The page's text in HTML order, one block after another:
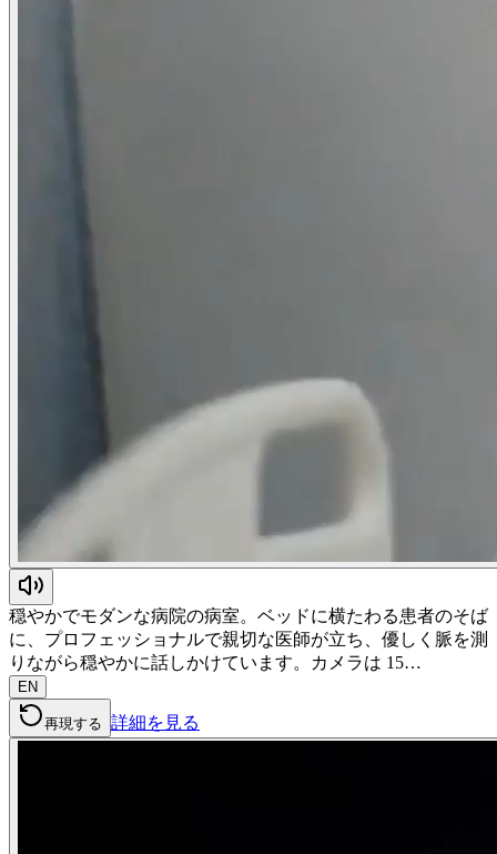
穏やかでモダンな病院の病室。ベッドに横たわる患者のそば
に、プロフェッショナルで親切な医師が立ち、優しく脈を測
りながら穏やかに話しかけています。カメラは 15…
EN
再現する 詳細を見る